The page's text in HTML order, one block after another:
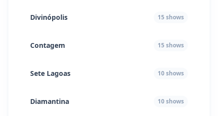
Divinópolis 15shows
Contagem 15shows
Sete Lagoas 10shows
Diamantina 10shows